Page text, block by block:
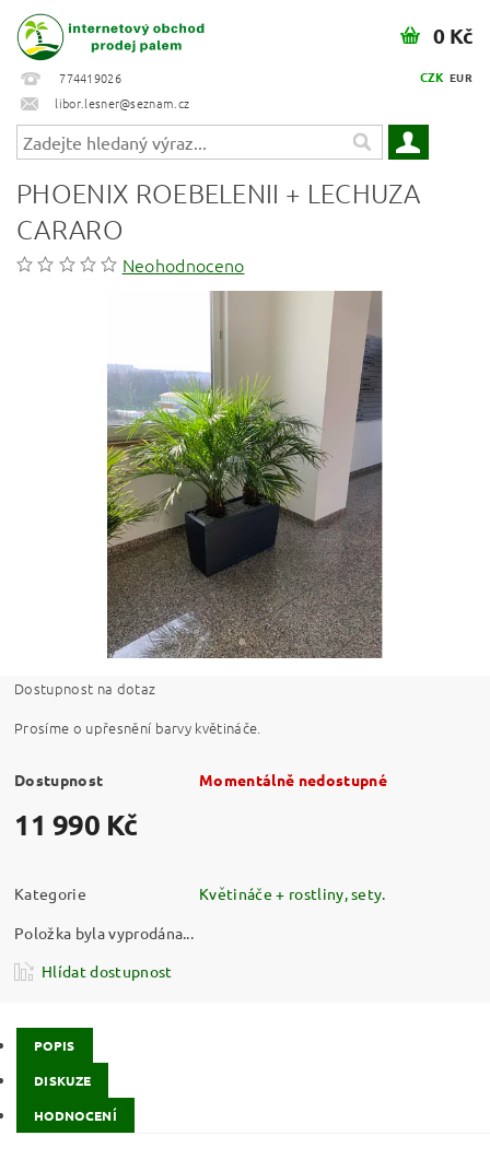
774419026
libor.lesner@seznam.cz
CZK EUR
0 Kč
PHOENIX ROEBELENII + LECHUZA
CARARO
Neohodnoceno
Dostupnost na dotaz
Prosíme o upřesnění barvy květináče.
Dostupnost Momentálně nedostupné
11 990 Kč
Kategorie
Květináče + rostliny, sety.
Položka byla vyprodána...
Hlídat dostupnost
POPIS
DISKUZE
HODNOCENÍ